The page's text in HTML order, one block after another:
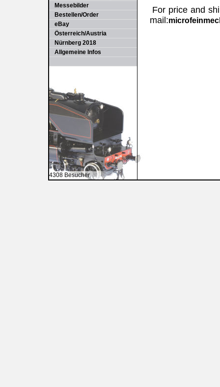
Messebilder
Bestellen/Order
eBay
Österreich/Austria
Nürnberg 2018
Allgemeine Infos
For price and
mail:
4308 Besucher